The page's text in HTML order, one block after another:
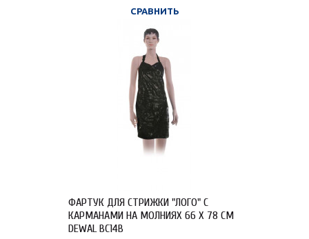
СРАВНИТЬ
ФАРТУК ДЛЯ СТРИЖКИ "ЛОГО" С
КАРМАНАМИ НА МОЛНИЯХ 66 X 78 СМ
DEWAL BC14B